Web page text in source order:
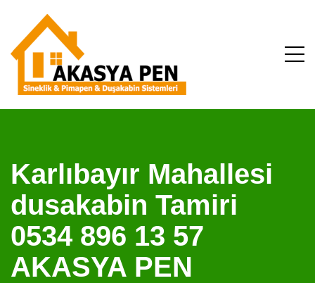
Karlıbayır Mahallesi
dusakabin Tamiri
0534 896 13 57
AKASYA PEN